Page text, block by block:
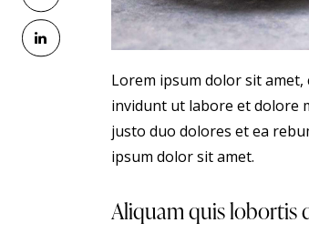
Lorem ipsum dolor sit
invidunt ut labore et dolore
justo duo dolores et ea
ipsum dolor sit amet.
Aliquam quis lobortis